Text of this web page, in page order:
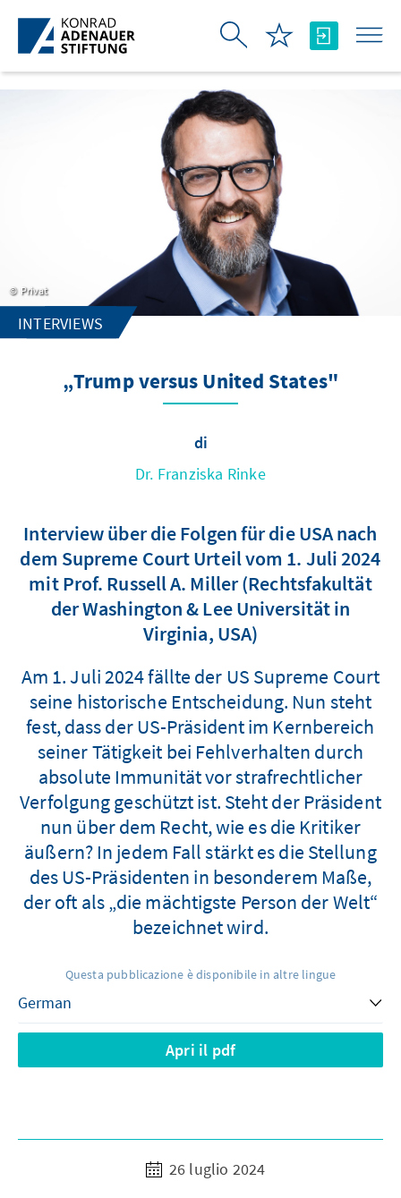
Skip to Main Content
Privat
INTERVIEWS
„Trump versus United States"
di
Dr. Franziska Rinke
Interview über die Folgen für die USA nach
dem Supreme Court Urteil vom 1. Juli 2024
mit Prof. Russell A. Miller (Rechtsfakultät
der Washington & Lee Universität in
Virginia, USA)
Am 1. Juli 2024 fällte der US Supreme Court
seine historische Entscheidung. Nun steht
fest, dass der US-Präsident im Kernbereich
seiner Tätigkeit bei Fehlverhalten durch
absolute Immunität vor strafrechtlicher
Verfolgung geschützt ist. Steht der Präsident
nun über dem Recht, wie es die Kritiker
äußern? In jedem Fall stärkt es die Stellung
des US-Präsidenten in besonderem Maße,
der oft als „die mächtigste Person der Welt“
bezeichnet wird.
Questa pubblicazione è disponibile in altre lingue
Apri il pdf
26 luglio 2024